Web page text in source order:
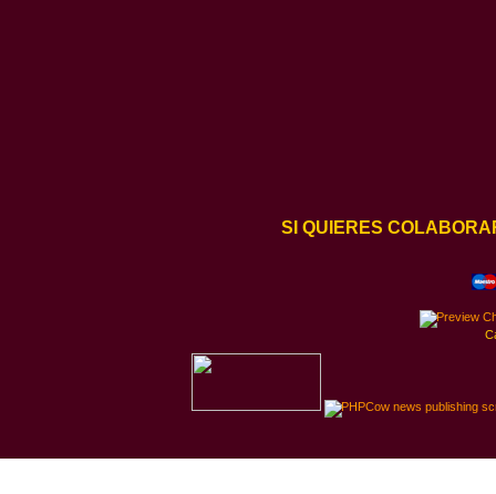
SI QUIERES